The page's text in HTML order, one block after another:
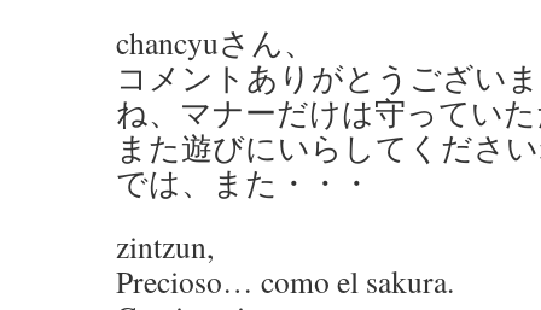
chancyuさん、
コメントありがとうござい
ね、マナーだけは守ってい
また遊びにいらしてくださ
では、また・・・
zintzun,
Precioso… como el sakura.